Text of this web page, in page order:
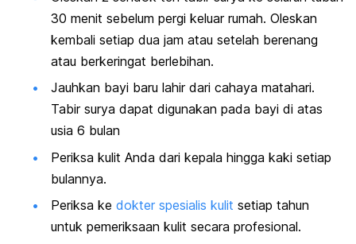
30 menit sebelum pergi keluar rumah. Oleskan
kembali setiap dua jam atau setelah berenang
atau berkeringat berlebihan.
Jauhkan bayi baru lahir dari cahaya matahari.
Tabir surya dapat digunakan pada bayi di atas
usia 6 bulan
Periksa kulit Anda dari kepala hingga kaki setiap
bulannya.
Periksa ke dokter spesialis kulit setiap tahun
untuk pemeriksaan kulit secara profesional.